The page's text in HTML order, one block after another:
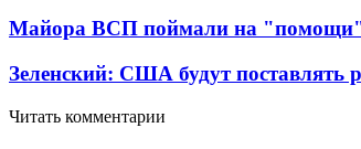
Майора ВСП поймали на
Зеленский: США будут поставлять
Читать комментарии